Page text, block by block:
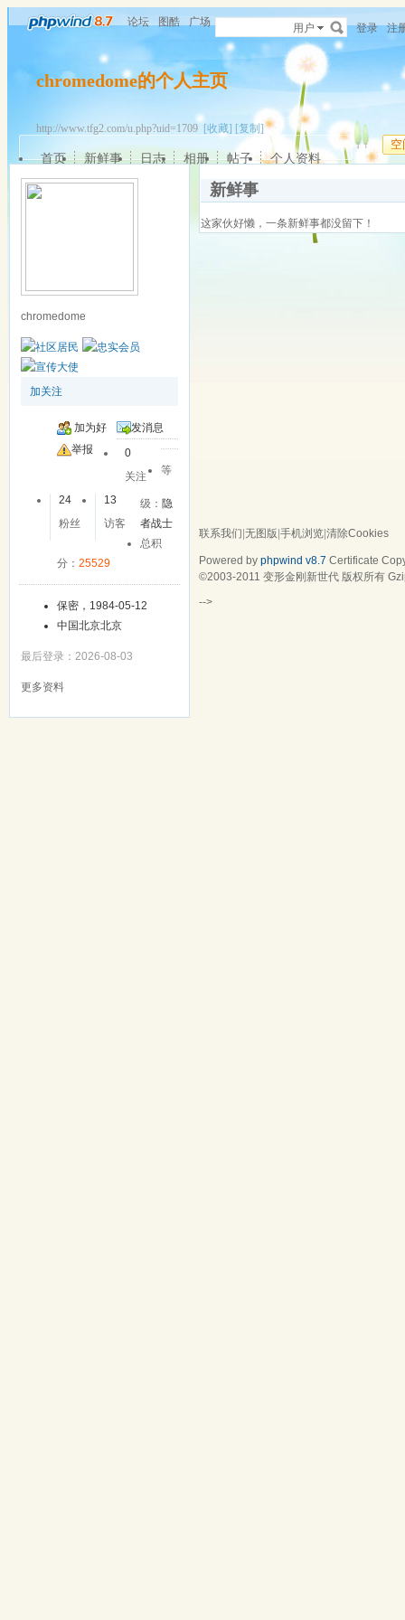
论坛 图酷 广场 用户 登录 注
chromedome的个人主页
http://www.tfg2.com/u.php?uid=1709 [收藏] [复制]
空
首页 新鲜事 日志 相册 帖子 个人资料
chromedome
加关注
加为好
友
发消息
举报
0
关注
24
粉丝
13
访客
等
级： 隐
者战士
总积
分： 25529
保密，1984-05-12
中国北京北京
最后登录：2026-08-03
更多资料
新鲜事
这家伙好懒，一条新鲜事都没留下！
联系我们 无图版 手机浏览 清除Cookies
Powered by phpwind v8.7 Certificate
©2003-2011 变形金刚新世代 版权所有
-->